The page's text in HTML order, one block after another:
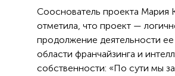
Сооснователь проекта Мария
отметила, что проект —
продолжение деятельности
области франчайзинга и
собственности: «По сути мы